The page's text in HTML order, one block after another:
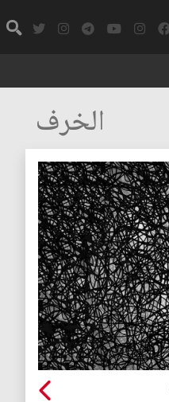
الخرف